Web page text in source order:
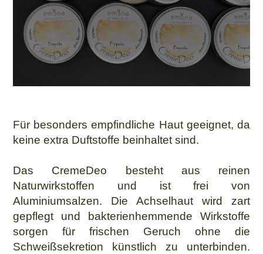
Für besonders empfindliche Haut geeignet, da
keine extra Duftstoffe beinhaltet sind.
Das CremeDeo besteht aus reinen
Naturwirkstoffen und ist frei von
Aluminiumsalzen. Die Achselhaut wird zart
gepflegt und bakterienhemmende Wirkstoffe
sorgen für frischen Geruch ohne die
Schweißsekretion künstlich zu unterbinden.